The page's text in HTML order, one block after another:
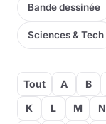
Bande dessinée
Sciences & Tech
Tout A B
K
L M N